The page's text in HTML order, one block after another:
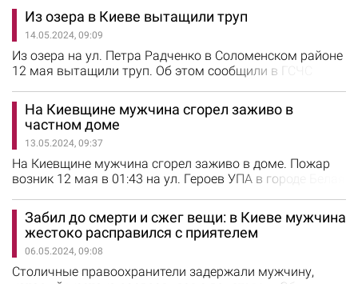
летний киевлянин приехал к брату в гости. Между
родственниками во время застолья возник конфликт.
Хозяин схватил нож и нанес брату несколько ножевых
ранений, от которых тот скончался. Чтобы скрыть
следы преступления, злоумышленник…
Из озера в Киеве вытащили труп
14.05.2024, 09:09
Из озера на ул. Петра Радченко в Соломенском районе
12 мая вытащили труп. Об этом сообщили в ГСЧС
воды в 150 метрах от берега. С помощью
спасательного снаряжения водолазы доставили
утопленника к берегу. Обстоятельства трагического
случая будут устанавливать правоохранительные
органы.
На Киевщине мужчина сгорел заживо в
частном доме
13.05.2024, 09:37
На Киевщине мужчина сгорел заживо в доме. Пожар
возник 12 мая в 01:43 на ул. Героев УПА в городе Белая
спасатели прибыли на место, частный жилой дом
пылал. Во время ликвидации пожара в помещении
обнаружили тело 50-летнего мужчины. Его смерть
задокументировали правоохранители. Пожар
ликвидировали в 03:09. На месте…
Забил до смерти и сжег вещи: в Киеве мужчина
жестоко расправился с приятелем
06.05.2024, 09:08
Столичные правоохранители задержали мужчину,